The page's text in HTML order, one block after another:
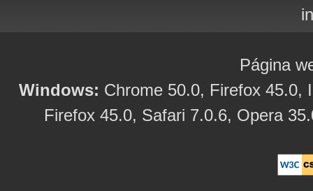
Página
Windows: Chrome 50.0, Firefox 45.0,
Firefox 45.0, Safari 7.0.6, Opera